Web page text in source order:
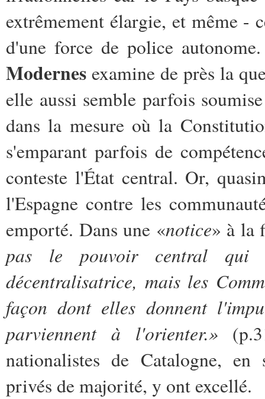
extrêmement élargie, et même -
d'une force de police
Modernes examine de près la
elle aussi semble parfois
dans la mesure où la
s'emparant parfois de
conteste l'État central. Or,
l'Espagne contre les
emporté. Dans une «notice» à la
pas le pouvoir central qui
décentralisatrice, mais les
façon dont elles donnent
parviennent à l'orienter.»
nationalistes de Catalogne, en
privés de majorité, y ont excellé.